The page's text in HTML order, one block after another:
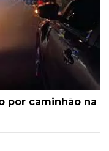
por caminhão na